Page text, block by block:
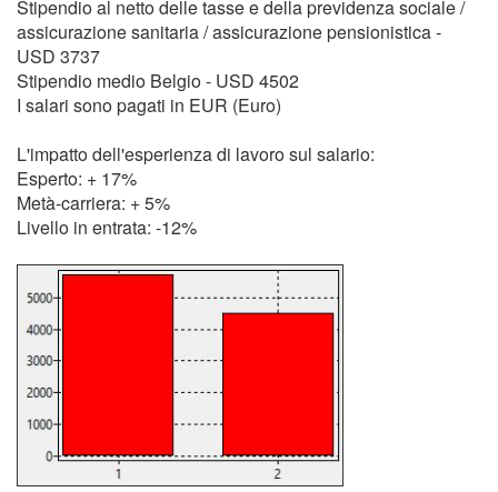
Stipendio al netto delle tasse e della previdenza sociale /
assicurazione sanitaria / assicurazione pensionistica -
USD 3737
Stipendio medio Belgio - USD 4502
I salari sono pagati in EUR (Euro)
L'impatto dell'esperienza di lavoro sul salario:
Esperto: + 17%
Metà-carriera: + 5%
Livello in entrata: -12%